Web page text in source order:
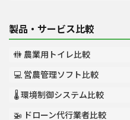
製品・サービス比較
🚻 農業用トイレ比較
💻 営農管理ソフト比較
🌡️ 環境制御システム比較
🚁 ドローン代行業者比較